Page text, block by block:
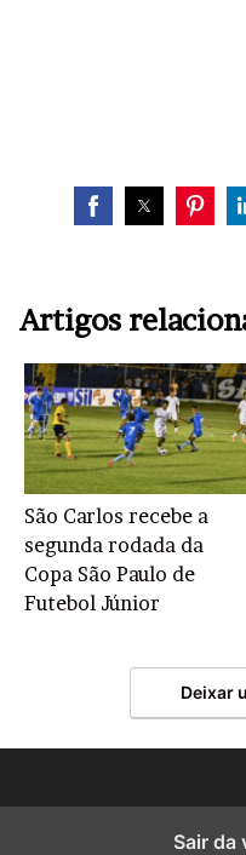
Artigos
São Carlos recebe a
segunda rodada da
Copa São Paulo de
Futebol Júnior
Deixar
Sair da